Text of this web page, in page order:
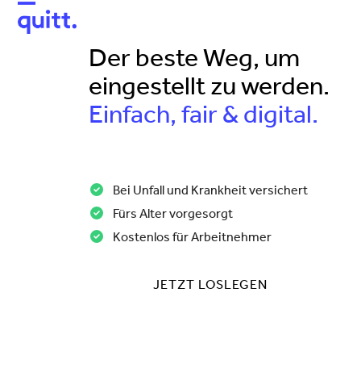
Open
mobile
Close
mobile
Der beste Weg, um
eingestellt zu werden.
Einfach, fair & digital.
Bei Unfall und Krankheit versichert
Fürs Alter vorgesorgt
Kostenlos für Arbeitnehmer
JETZT LOSLEGEN